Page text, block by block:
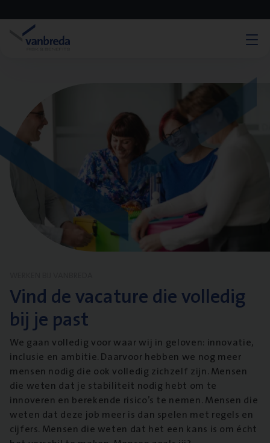
Vind de vacature die volledig
bij je past
We gaan volledig voor waar wij in geloven: innovatie,
inclusie en ambitie. Daarvoor hebben we nog meer
mensen nodig die ook volledig zichzelf zijn. Mensen
die weten dat je stabiliteit nodig hebt om te
innoveren en berekende risico’s te nemen. Mensen die
weten dat deze job meer is dan spelen met regels en
cijfers. Mensen die weten dat het een kans is om écht